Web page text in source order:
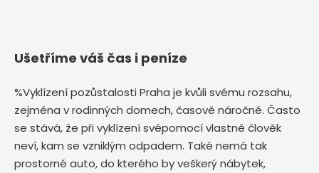
Ušetříme váš čas i peníze
%Vyklízení pozůstalosti Praha je kvůli svému rozsahu,
zejména v rodinných domech, časově náročné. Často
se stává, že při vyklízení svépomocí vlastně člověk
neví, kam se vzniklým odpadem. Také nemá tak
prostorné auto, do kterého by veškerý nábytek,